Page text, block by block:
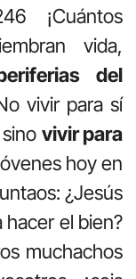
¡Cuántos
vida,
del
vivir para sí
vivir para
hoy en
¿Jesús
hacer el bien?
muchachos